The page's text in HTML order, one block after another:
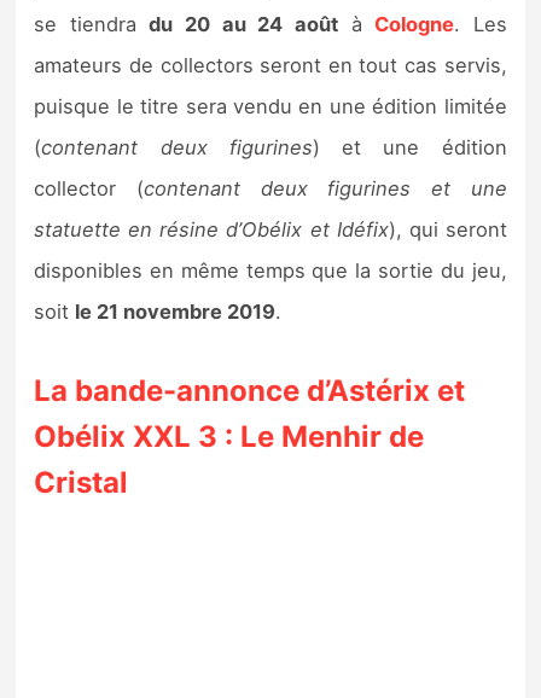
se tiendradu 20 au 24 aoûtà Cologne. Les
amateurs de collectors seront en tout cas servis,
puisque le titre sera vendu en une édition limitée
(contenant deux figurines) et une édition
collector (contenant deux figurines et une
statuette en résine d’Obélix et Idéfix), qui seront
disponibles en même temps que la sortie du jeu,
soit le 21 novembre 2019.
La bande-annonce d’Astérix et
Obélix XXL 3 : Le Menhir de
Cristal